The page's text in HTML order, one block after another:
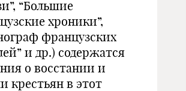
“Большие
хроники”,
французских
и др.) содержатся
о восстании и
крестьян в этот